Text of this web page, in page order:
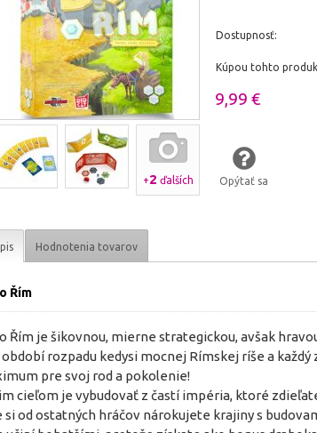
+2 ďalších
Dostupnosť:
Kúpou tohto
9,99 €
Opýtať sa
Hodnotenia tovarov
Řím
Řím je šikovnou, mierne strategickou, avšak
období rozpadu kedysi mocnej Rímskej ríše a
pre svoj rod a pokolenie!
cieľom je vybudovať z častí impéria, ktoré
si od ostatných hráčov nárokujete krajiny s